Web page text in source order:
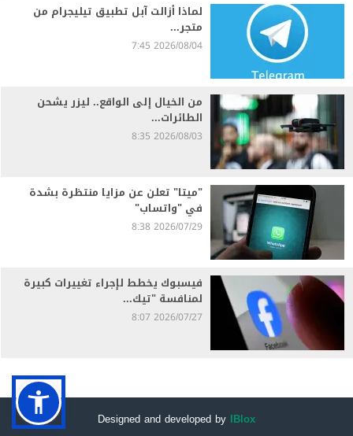
لماذا أزالت آبل تطبيق تيليجرام من
متجر...
2026/08/04 7:45
من الخيال إلى الواقع.. ليزر يشحن
الطائرات...
2026/08/03 8:35
"ميتا" تعلن عن مزايا منتظرة بشدة
في "واتساب"
2026/07/29 8:38
فيسبوك يخطط لإجراء تغييرات كبيرة
لمنافسة "تيك...
2026/07/27 8:07
Designed and developed by IBlox